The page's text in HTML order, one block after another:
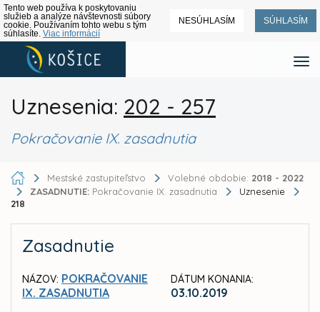
Tento web používa k poskytovaniu
služieb a analýze návštevnosti súbory
cookie. Používaním tohto webu s tým
súhlasíte. Viac informácií
NESÚHLASÍM SÚHLASÍM
Uznesenia: 202 - 257
Pokračovanie IX. zasadnutia
Mestské zastupiteľstvo Volebné obdobie: 2018 - 2022
ZASADNUTIE: Pokračovanie IX. zasadnutia
Uznesenie
218
Zasadnutie
NÁZOV: POKRAČOVANIE
IX. ZASADNUTIA
DÁTUM KONANIA:
03.10.2019